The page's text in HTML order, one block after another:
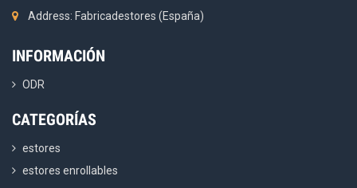
Address: Fabricadestores (España)
INFORMACIÓN
ODR
CATEGORÍAS
estores
estores enrollables